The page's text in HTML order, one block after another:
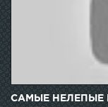
САМЫЕ НЕЛЕПЫЕ